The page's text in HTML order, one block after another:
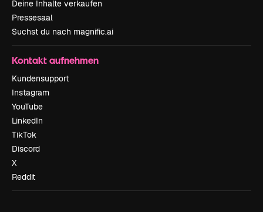
Deine Inhalte verkaufen
Pressesaal
Suchst du nach magnific.ai
Kontakt aufnehmen
Kundensupport
Instagram
YouTube
LinkedIn
TikTok
Discord
X
Reddit